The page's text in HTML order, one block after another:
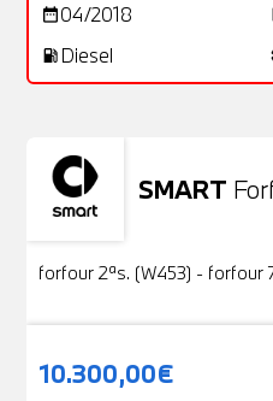
date_range04/2018
local_gas_station Diesel
SMART
Usato
forfour 2ªs. (W453) - forfour
10.300,00€